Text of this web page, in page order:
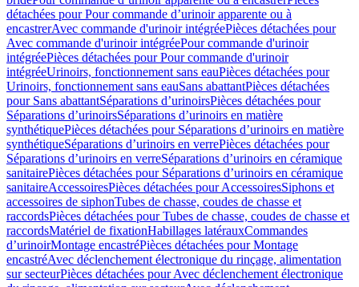
détachées pour Pour commande d’urinoir apparente ou à
encastrerAvec commande d'urinoir intégréePièces détachées pour
Avec commande d'urinoir intégréePour commande d'urinoir
intégréePièces détachées pour Pour commande d'urinoir
intégréeUrinoirs, fonctionnement sans eauPièces détachées pour
Urinoirs, fonctionnement sans eauSans abattantPièces détachées
pour Sans abattantSéparations d’urinoirsPièces détachées pour
Séparations d’urinoirsSéparations d’urinoirs en matière
synthétiquePièces détachées pour Séparations d’urinoirs en matière
synthétiqueSéparations d’urinoirs en verrePièces détachées pour
Séparations d’urinoirs en verreSéparations d’urinoirs en céramique
sanitairePièces détachées pour Séparations d’urinoirs en céramique
sanitaireAccessoiresPièces détachées pour AccessoiresSiphons et
accessoires de siphonTubes de chasse, coudes de chasse et
raccordsPièces détachées pour Tubes de chasse, coudes de chasse et
raccordsMatériel de fixationHabillages latérauxCommandes
dʼurinoirMontage encastréPièces détachées pour Montage
encastréAvec déclenchement électronique du rinçage, alimentation
sur secteurPièces détachées pour Avec déclenchement électronique